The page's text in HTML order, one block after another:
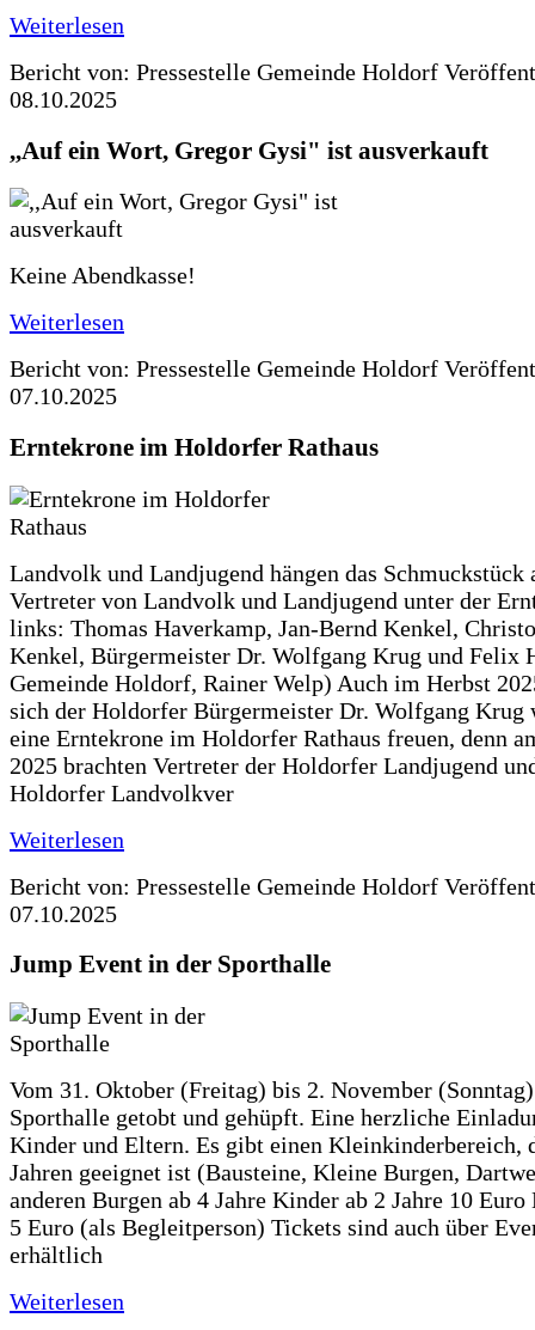
Weiterlesen
Bericht von: Pressestelle Gemeinde Holdorf
08.10.2025
,,Auf ein Wort, Gregor Gysi" ist ausverkauft
Keine Abendkasse!
Weiterlesen
Bericht von: Pressestelle Gemeinde Holdorf
07.10.2025
Erntekrone im Holdorfer Rathaus
Landvolk und Landjugend hängen das Schmuckstück
Vertreter von Landvolk und Landjugend unter der
links: Thomas Haverkamp, Jan-Bernd Kenkel,
Kenkel, Bürgermeister Dr. Wolfgang Krug und Felix
Gemeinde Holdorf, Rainer Welp) Auch im Herbst
sich der Holdorfer Bürgermeister Dr. Wolfgang Krug
eine Erntekrone im Holdorfer Rathaus freuen, denn
2025 brachten Vertreter der Holdorfer Landjugend
Holdorfer Landvolkver
Weiterlesen
Bericht von: Pressestelle Gemeinde Holdorf
07.10.2025
Jump Event in der Sporthalle
Vom 31. Oktober (Freitag) bis 2. November
Sporthalle getobt und gehüpft. Eine herzliche
Kinder und Eltern. Es gibt einen Kleinkinderbereich,
Jahren geeignet ist (Bausteine, Kleine Burgen,
anderen Burgen ab 4 Jahre Kinder ab 2 Jahre 10 Euro
5 Euro (als Begleitperson) Tickets sind auch über
erhältlich
Weiterlesen